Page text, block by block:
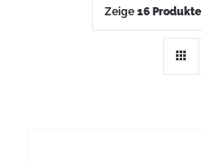
Zeige 16 Produkte